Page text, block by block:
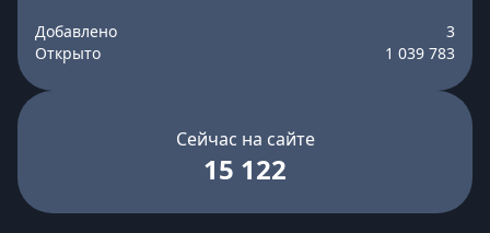
Добавлено
3
Открыто
1 039 783
Сейчас на сайте
15 122